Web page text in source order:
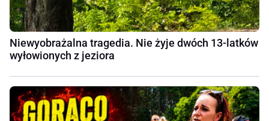
Niewyobrażalna tragedia. Nie żyje dwóch 13-latków
wyłowionych z jeziora